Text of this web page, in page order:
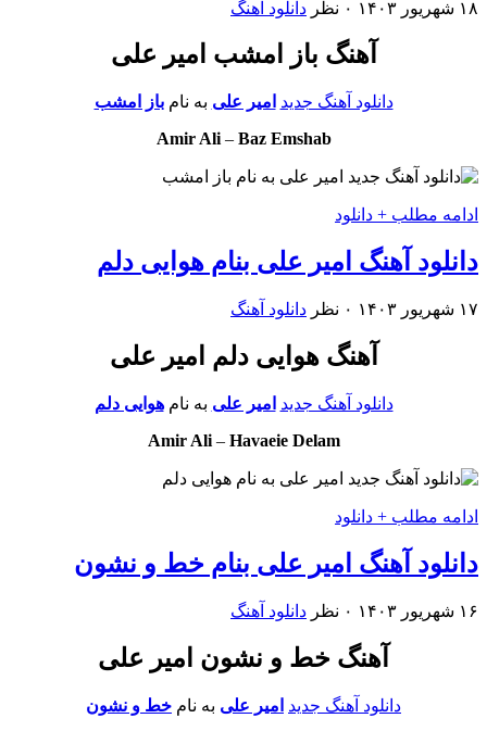
۱۸ شهریور ۱۴۰۳ ۰ نظر دانلود آهنگ
آهنگ باز امشب امیر علی
دانلود آهنگ جدید امیر علی به نامباز امشب
Amir Ali– Baz Emshab
ادامه مطلب + دانلود
دانلود آهنگ امیر علی بنام هوایی دلم
۱۷ شهریور ۱۴۰۳ ۰ نظر دانلود آهنگ
آهنگ هوایی دلم امیر علی
دانلود آهنگ جدید امیر علی به نامهوایی دلم
Amir Ali– Havaeie Delam
ادامه مطلب + دانلود
دانلود آهنگ امیر علی بنام خط و نشون
۱۶ شهریور ۱۴۰۳ ۰ نظر دانلود آهنگ
آهنگ خط و نشون امیر علی
دانلود آهنگ جدید امیر علی به نام خط و نشون